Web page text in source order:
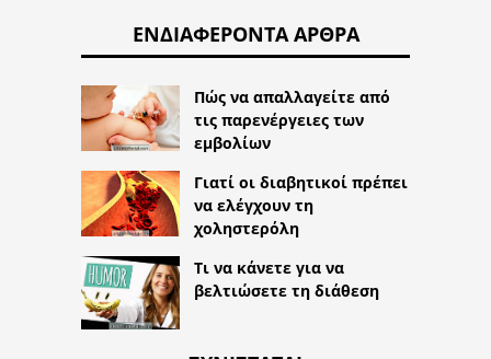
ΕΝΔΙΑΦΈΡΟΝΤΑ ΆΡΘΡΑ
Πώς να απαλλαγείτε από
τις παρενέργειες των
εμβολίων
Γιατί οι διαβητικοί πρέπει
να ελέγχουν τη
χοληστερόλη
Τι να κάνετε για να
βελτιώσετε τη διάθεση